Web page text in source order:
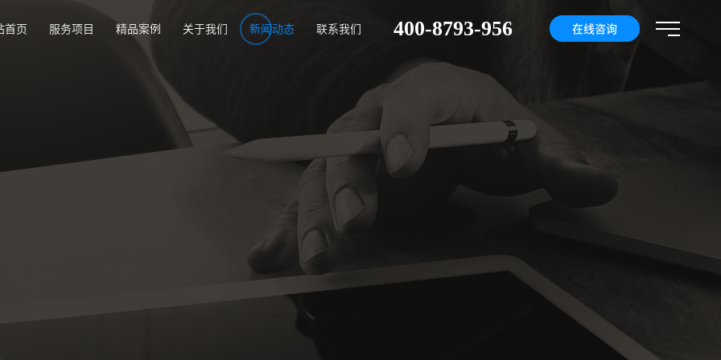
首页 服务项目 精品案例 关于我们 新闻动态 联系我们 400-8793-956 在线咨询